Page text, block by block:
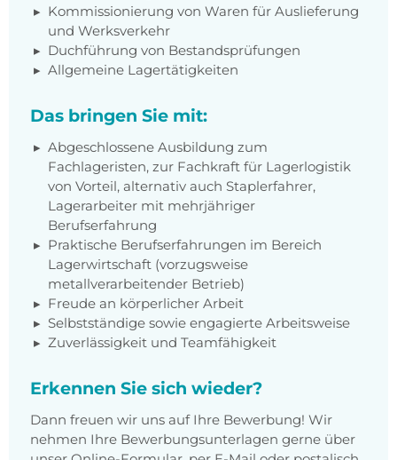
Kommissionierung von Waren für Auslieferung
und Werksverkehr
Duchführung von Bestandsprüfungen
Allgemeine Lagertätigkeiten
Das bringen Sie mit:
Abgeschlossene Ausbildung zum
Fachlageristen, zur Fachkraft für Lagerlogistik
von Vorteil, alternativ auch Staplerfahrer,
Lagerarbeiter mit mehrjähriger
Berufserfahrung
Praktische Berufserfahrungen im Bereich
Lagerwirtschaft (vorzugsweise
metallverarbeitender Betrieb)
Freude an körperlicher Arbeit
Selbstständige sowie engagierte Arbeitsweise
Zuverlässigkeit und Teamfähigkeit
Erkennen Sie sich wieder?
Dann freuen wir uns auf Ihre Bewerbung! Wir
nehmen Ihre Bewerbungsunterlagen gerne über